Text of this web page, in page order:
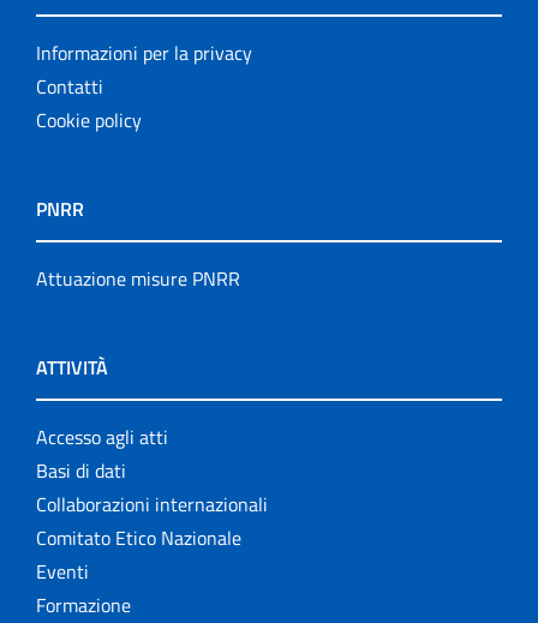
Informazioni per la privacy
Contatti
Cookie policy
PNRR
Attuazione misure PNRR
ATTIVITÀ
Accesso agli atti
Basi di dati
Collaborazioni internazionali
Comitato Etico Nazionale
Eventi
Formazione